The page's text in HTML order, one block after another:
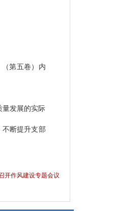
第五卷）内
量发展的实际
不断提升支部
开作风建设专题会议